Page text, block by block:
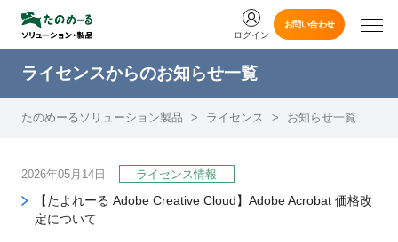
ログイン
お問い合わせ
ライセンスからのお知らせ一覧
たのめーるソリューション製品 > ライセンス > お知らせ一覧
2026年05月14日 ライセンス情報
【たよれーる Adobe Creative Cloud】Adobe Acrobat 価格改
定について